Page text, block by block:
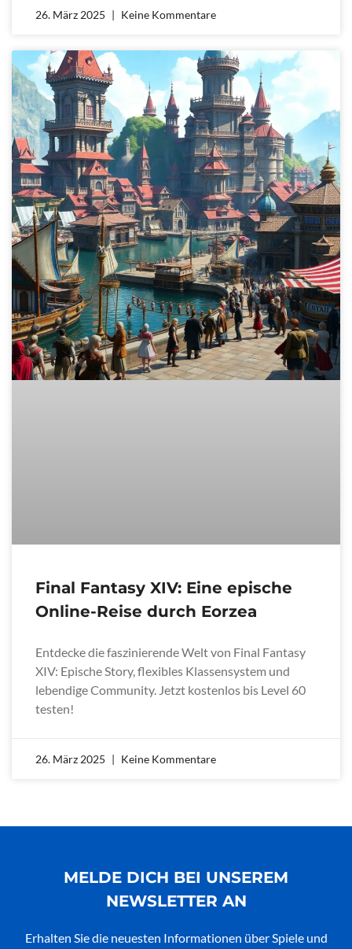
26. März 2025 Keine Kommentare
Final Fantasy XIV: Eine epische
Online-Reise durch Eorzea
Entdecke die faszinierende Welt von Final Fantasy
XIV: Epische Story, flexibles Klassensystem und
lebendige Community. Jetzt kostenlos bis Level 60
testen!
26. März 2025 Keine Kommentare
MELDE DICH BEI UNSEREM
NEWSLETTER AN
Erhalten Sie die neuesten Informationen über Spiele und